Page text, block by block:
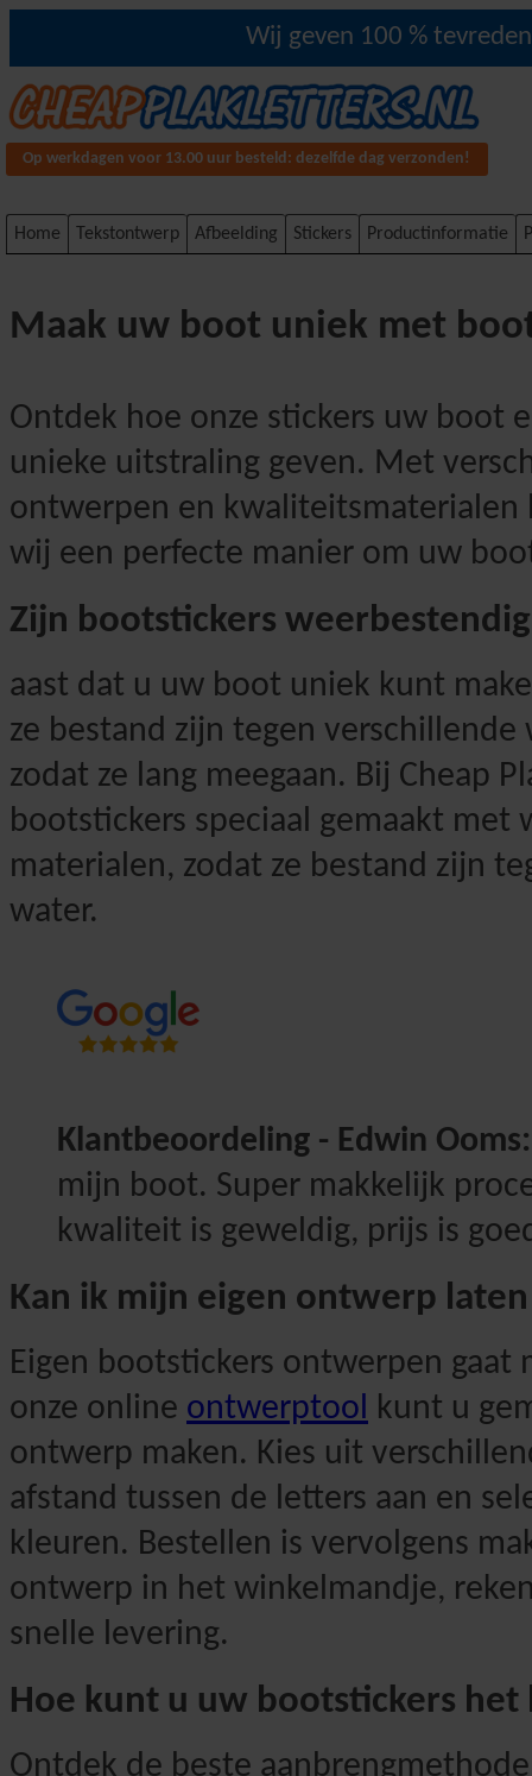
Wij geven 100 %
Op werkdagen voor 13.00 uur besteld: dezelfde dag verzonden!
Home Tekstontwerp Afbeelding Stickers Productinformatie
Maak uw boot uniek met
Ontdek hoe onze stickers uw boot
unieke uitstraling geven. Met
ontwerpen en kwaliteitsmaterialen
wij een perfecte manier om uw
Zijn bootstickers
aast dat u uw boot uniek kunt
ze bestand zijn tegen
zodat ze lang meegaan. Bij Cheap
bootstickers speciaal gemaakt met
materialen, zodat ze bestand zijn
water.
Klantbeoordeling - Edwin Ooms:
mijn boot. Super makkelijk
kwaliteit is geweldig, prijs is
Kan ik mijn eigen ontwerp
Eigen bootstickers ontwerpen gaat
onze online ontwerptool kunt u
ontwerp maken. Kies uit
afstand tussen de letters aan en
kleuren. Bestellen is vervolgens
ontwerp in het winkelmandje,
snelle levering.
Hoe kunt u uw bootstickers het
Ontdek de beste